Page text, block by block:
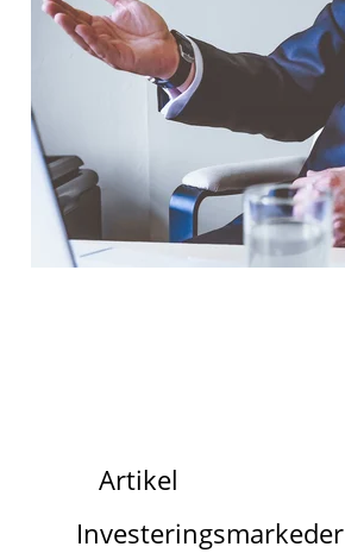
Artikel
Investeringsmarkeder